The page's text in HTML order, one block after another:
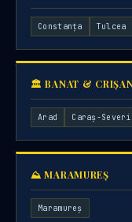
Constanța Tulcea
🏛 BANAT &
Arad Caraș-
⛰ MARAMUREȘ
Maramureș